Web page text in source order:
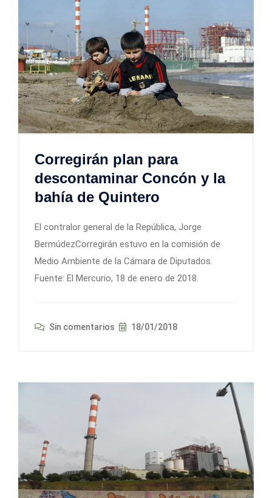
Corregirán plan para
descontaminar Concón y la
bahía de Quintero
El contralor general de la República, Jorge
BermúdezCorregirán estuvo en la comisión de
Medio Ambiente de la Cámara de Diputados.
Fuente: El Mercurio, 18 de enero de 2018.
Sin comentarios 18/01/2018